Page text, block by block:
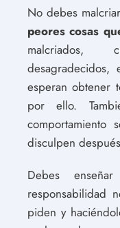
No debes
peores cosas
malcriados,
desagradecidos,
esperan obtener
por ello.
comportamiento
disculpen
Debes
responsabilidad
piden y